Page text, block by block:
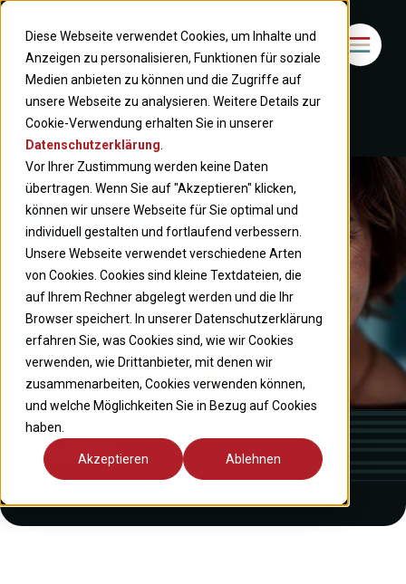
Diese Webseite verwendet Cookies, um Inhalte und
Anzeigen zu personalisieren, Funktionen für soziale
Medien anbieten zu können und die Zugriffe auf
unsere Webseite zu analysieren. Weitere Details zur
Cookie-Verwendung erhalten Sie in unserer
Datenschutzerklärung
Vor Ihrer Zustimmung werden keine Daten
übertragen. Wenn Sie auf "Akzeptieren" klicken,
können wir unsere Webseite für Sie optimal und
individuell gestalten und fortlaufend verbessern.
Unsere Webseite verwendet verschiedene Arten
von Cookies. Cookies sind kleine Textdateien, die
auf Ihrem Rechner abgelegt werden und die Ihr
Browser speichert. In unserer Datenschutzerklärung
erfahren Sie, was Cookies sind, wie wir Cookies
verwenden, wie Drittanbieter, mit denen wir
zusammenarbeiten, Cookies verwenden können,
und welche Möglichkeiten Sie in Bezug auf Cookies
haben.
Akzeptieren Ablehnen
Blog-Artikel